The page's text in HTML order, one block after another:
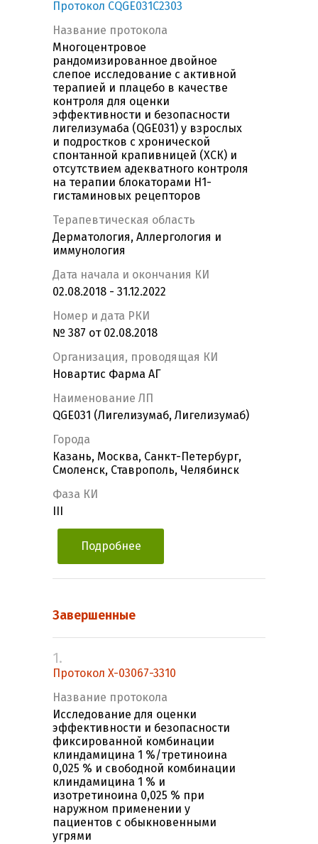
Протокол CQGE031C2303
Название протокола
Многоцентровое
рандомизированное двойное
слепое исследование с активной
терапией и плацебо в качестве
контроля для оценки
эффективности и безопасности
лигелизумаба (QGE031) у взрослых
и подростков с хронической
спонтанной крапивницей (ХСК) и
отсутствием адекватного контроля
на терапии блокаторами H1-
гистаминовых рецепторов
Терапевтическая область
Дерматология, Аллергология и
иммунология
Дата начала и окончания КИ
02.08.2018 - 31.12.2022
Номер и дата РКИ
№ 387 от 02.08.2018
Организация, проводящая КИ
Новартис Фарма АГ
Наименование ЛП
QGE031 (Лигелизумаб, Лигелизумаб)
Города
Казань, Москва, Санкт-Петербург,
Смоленск, Ставрополь, Челябинск
Фаза КИ
Подробнее
Завершенные
1.
Протокол X-03067-3310
Название протокола
Исследование для оценки
эффективности и безопасности
фиксированной комбинации
клиндамицина 1 %/третиноина
0,025 % и свободной комбинации
клиндамицина 1 % и
изотретиноина 0,025 % при
наружном применении у
пациентов с обыкновенными
угрями